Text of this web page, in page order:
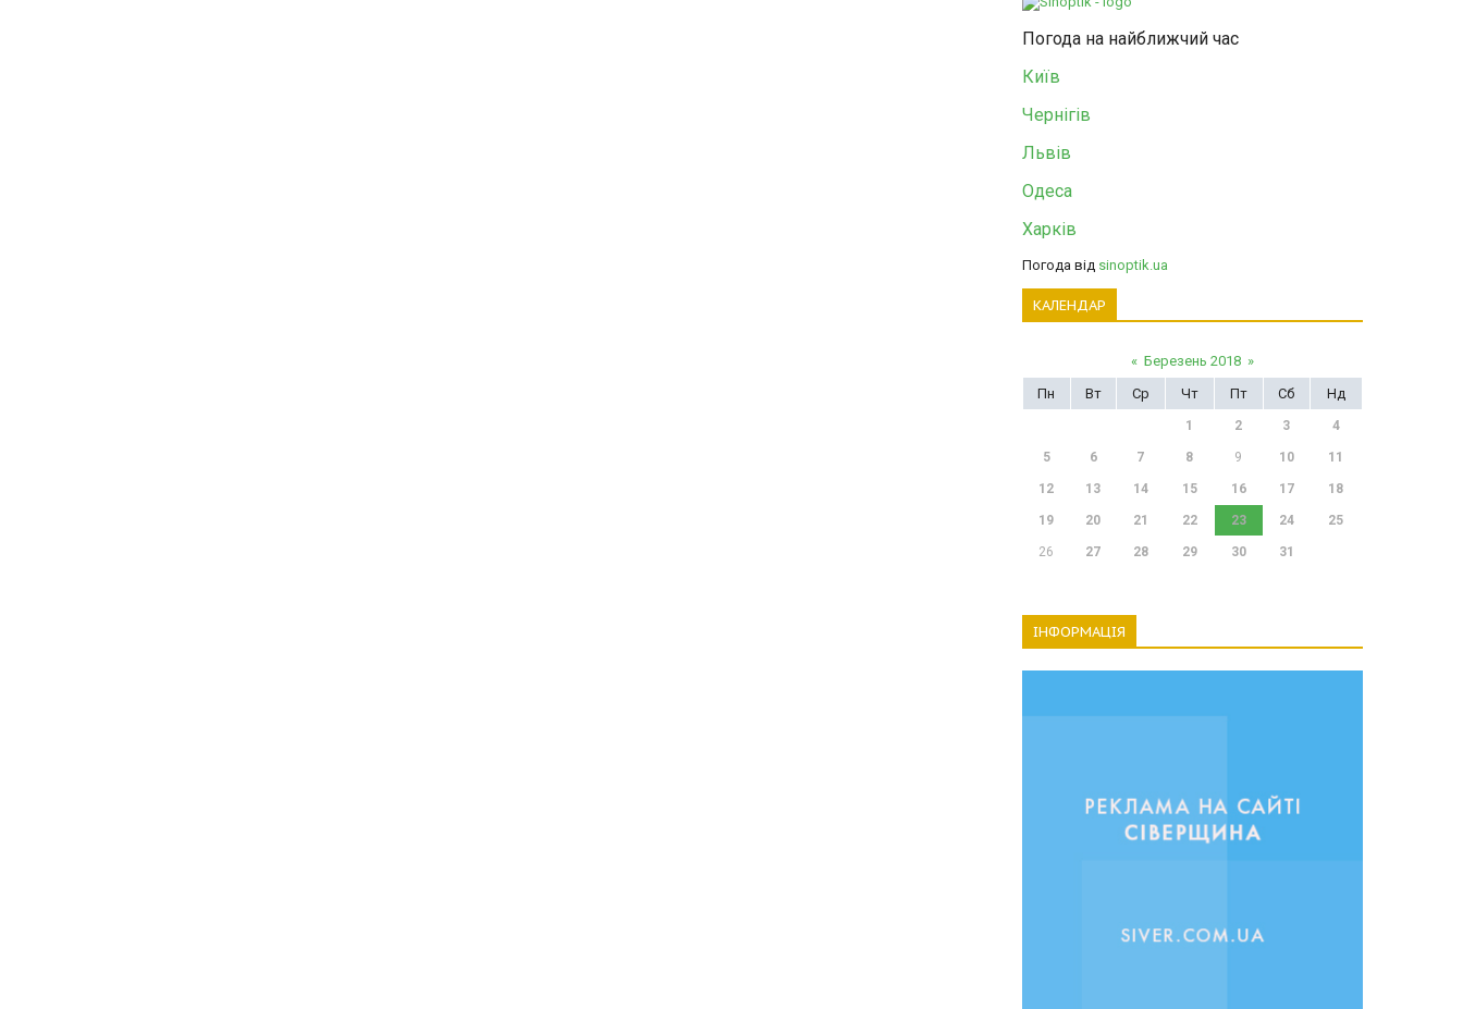
Погода на найближчий час
Київ
Чернігів
Львів
Одеса
Харків
Погода від sinoptik.ua
КАЛЕНДАР
« Березень 2018 »
Пн
Вт Ср Чт Пт Сб Нд
1 2 3 4
5 6 7 8 9 10 11
12 13 14 15 16 17 18
19 20 21 22 23 24 25
26 27 28 29 30 31
ІНФОРМАЦІЯ